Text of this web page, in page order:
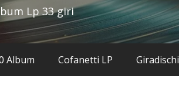
Lp 33 giri
Album Cofanetti LP Giradischi